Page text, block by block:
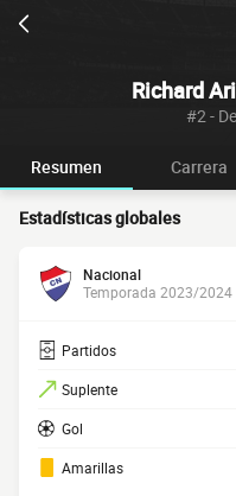
Richard
#2 -
Resumen Carrera
Estadísticas globales
Nacional
Temporada 2023/2024
Partidos
Suplente
Gol
Amarillas